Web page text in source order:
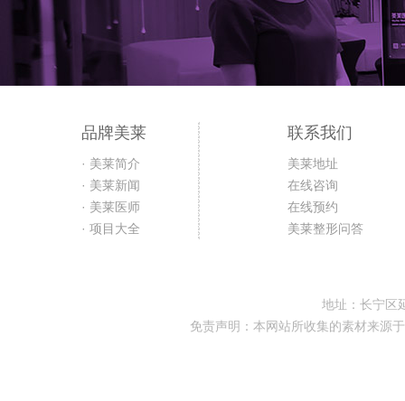
品牌美莱
· 美莱简介
· 美莱新闻
· 美莱医师
· 项目大全
联系我们
美莱地址
在线咨询
在线预约
美莱整形问答
地址：长宁区
免责声明：本网站所收集的素材来源